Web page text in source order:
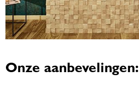
Onze aanbevelingen: